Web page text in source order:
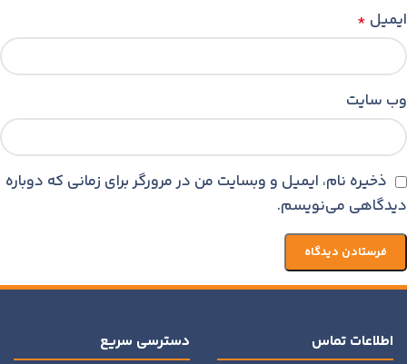
ایمیل *
وب‌ سایت
ذخیره نام، ایمیل و وبسایت من در مرورگر برای زمانی که دوباره
دیدگاهی می‌نویسم.
اطلاعات تماس دسترسی سریع